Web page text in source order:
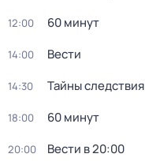
12:00 60 минут
14:00 Вести
14:30 Тайны следствия
18:00 60 минут
20:00 Вести в 20:00